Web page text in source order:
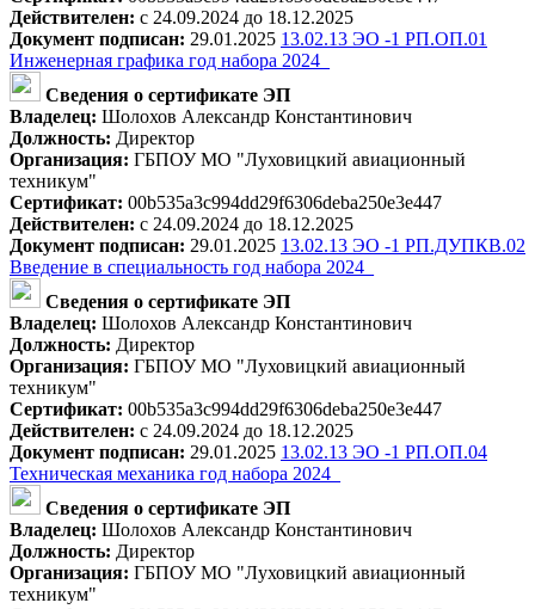
Действителен: с 24.09.2024 до 18.12.2025
Документ подписан: 29.01.2025 13.02.13 ЭО -1 РП.ОП.01
Инженерная графика год набора 2024_
Сведения о сертификате ЭП
Владелец: Шолохов Александр Константинович
Должность: Директор
Организация: ГБПОУ МО "Луховицкий авиационный
техникум"
Сертификат: 00b535a3c994dd29f6306deba250e3e447
Действителен: с 24.09.2024 до 18.12.2025
Документ подписан: 29.01.2025 13.02.13 ЭО -1 РП.ДУПКВ.02
Введение в специальность год набора 2024_
Сведения о сертификате ЭП
Владелец: Шолохов Александр Константинович
Должность: Директор
Организация: ГБПОУ МО "Луховицкий авиационный
техникум"
Сертификат: 00b535a3c994dd29f6306deba250e3e447
Действителен: с 24.09.2024 до 18.12.2025
Документ подписан: 29.01.2025 13.02.13 ЭО -1 РП.ОП.04
Техническая механика год набора 2024_
Сведения о сертификате ЭП
Владелец: Шолохов Александр Константинович
Должность: Директор
Организация: ГБПОУ МО "Луховицкий авиационный
техникум"